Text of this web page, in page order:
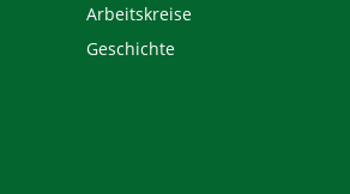
Arbeitskreise
Geschichte